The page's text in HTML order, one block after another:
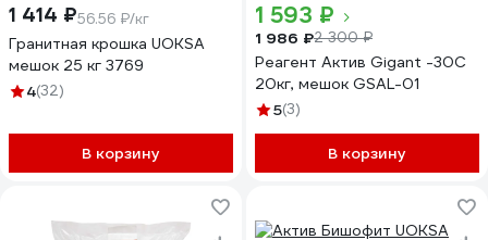
1 414 ₽56.56 ₽/кг
Гранитная крошка UOKSA
мешок 25 кг 3769
4(32)
В корзину
1 593 ₽
1 986 ₽2 300 ₽
Реагент Актив Gigant -30C
20кг, мешок GSAL-01
5(3)
В корзину